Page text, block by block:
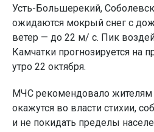
Усть-Большерекий,
ожидаются мокрый снег с
ветер — до 22 м/ с. Пик
Камчатки прогнозируется на
утро 22 октября.
МЧС рекомендовало жителям
окажутся во власти стихии,
и не покидать пределы